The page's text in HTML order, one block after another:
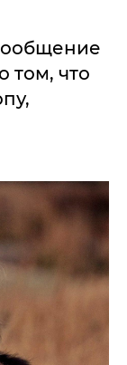
том, что